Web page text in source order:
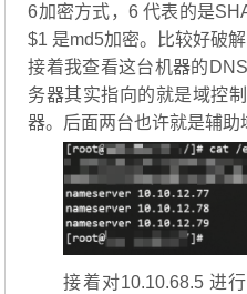
6加密方式， 6 代表的是
$1 是md5加密。比较好破解
接着我查看这台机器的
务器其实指向的就是域控
器。后面两台也许就是辅
接着对10.10.68.5 进